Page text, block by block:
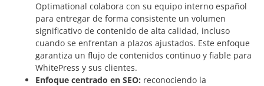
Optimational colabora con su equipo interno español
para entregar de forma consistente un volumen
significativo de contenido de alta calidad, incluso
cuando se enfrentan a plazos ajustados. Este enfoque
garantiza un flujo de contenidos continuo y fiable para
WhitePress y sus clientes.
Enfoque centrado en SEO: reconociendo la